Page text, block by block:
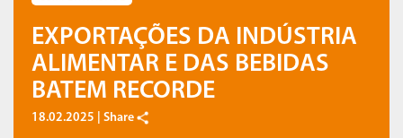
EXPORTAÇÕES DA INDÚSTRIA
ALIMENTAR E DAS BEBIDAS
BATEM RECORDE
18.02.2025 | Share